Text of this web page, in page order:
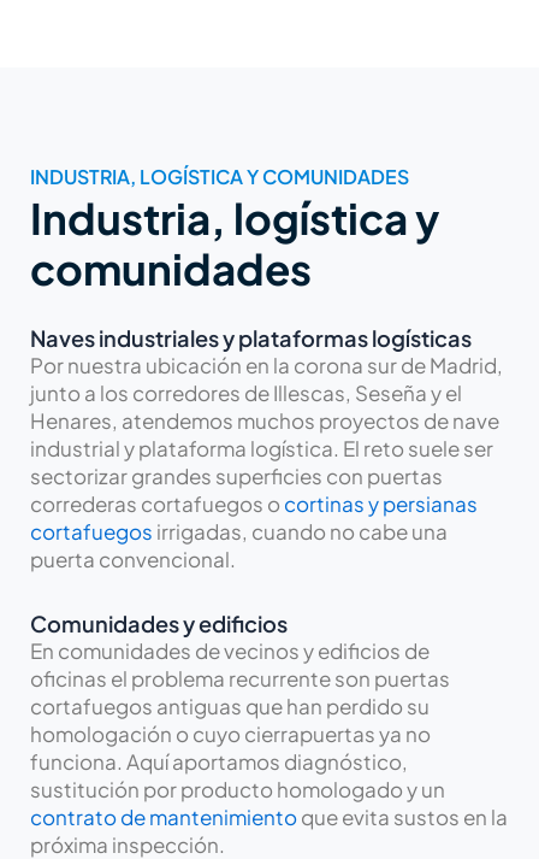
INDUSTRIA, LOGÍSTICA Y COMUNIDADES
Industria, logística y
comunidades
Naves industriales y plataformas logísticas
Por nuestra ubicación en la corona sur de Madrid,
junto a los corredores de Illescas, Seseña y el
Henares, atendemos muchos proyectos de nave
industrial y plataforma logística. El reto suele ser
sectorizar grandes superficies con puertas
correderas cortafuegos o cortinas y persianas
cortafuegos irrigadas, cuando no cabe una
puerta convencional.
Comunidades y edificios
En comunidades de vecinos y edificios de
oficinas el problema recurrente son puertas
cortafuegos antiguas que han perdido su
homologación o cuyo cierrapuertas ya no
funciona. Aquí aportamos diagnóstico,
sustitución por producto homologado y un
contrato de mantenimientoque evita sustos en la
próxima inspección.